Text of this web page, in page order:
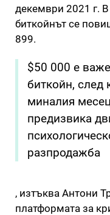
декември 2021 г.
биткойнът се
899.
$50 000 е
биткойн, след
миналия
предизвика
разпродажба
, изтъква Антони
платформата за